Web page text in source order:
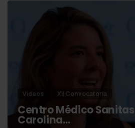
Vídeos XII Convocatoria
Centro Médico
Carolina…